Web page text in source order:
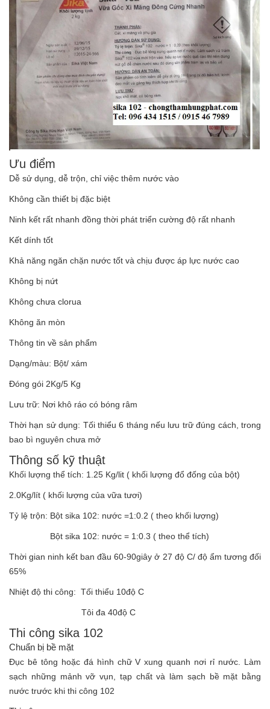
Ưu điểm
Dễ sử dụng, dễ trộn, chỉ việc thêm nước vào
Không cần thiết bị đặc biệt
Ninh kết rất nhanh đồng thời phát triển cường độ rất nhanh
Kết dính tốt
Khả năng ngăn chặn nước tốt và chịu được áp lực nước cao
Không bị nứt
Không chưa clorua
Không ăn mòn
Thông tin về sản phẩm
Dạng/màu: Bột/ xám
Đóng gói 2Kg/5 Kg
Lưu trữ: Nơi khô ráo có bóng râm
Thời hạn sử dụng: Tối thiểu 6 tháng nếu lưu trữ đúng cách, trong
bao bì nguyên chưa mở
Thông số kỹ thuật
Khối lượng thể tích: 1.25 Kg/lit ( khối lượng đổ đống của bột)
2.0Kg/lít ( khối lượng của vữa tươi)
Tỷ lệ trộn: Bột sika 102: nước =1:0.2 ( theo khối lượng)
Bột sika 102: nước = 1:0.3 ( theo thể tích)
Thời gian ninh kết ban đầu 60-90giây ở 27 độ C/ độ ẩm tương đối
65%
Nhiệt độ thi công: Tối thiểu 10độ C
Tôi đa 40độ C
Thi công sika 102
Chuẩn bị bề mặt
Đục bê tông hoặc đá hình chữ V xung quanh nơi rỉ nước. Làm
sạch những mảnh vỡ vụn, tạp chất và làm sạch bề mặt bằng
nước trước khi thi công 102